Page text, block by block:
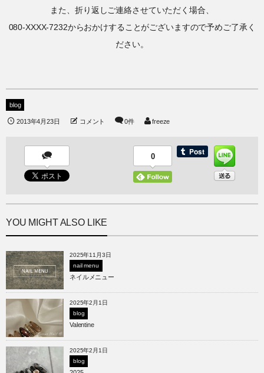
また、折り返しご連絡させていただく場合、
080-XXXX-7232からおかけすることがございますので予めご了承く
ださい。
blog
2013年4月23日 コメント 0件 freeze
0
YOU MIGHT ALSO LIKE
2025年11月3日
nail menu
ネイルメニュー
2025年2月1日
blog
Valentine
2025年2月1日
blog